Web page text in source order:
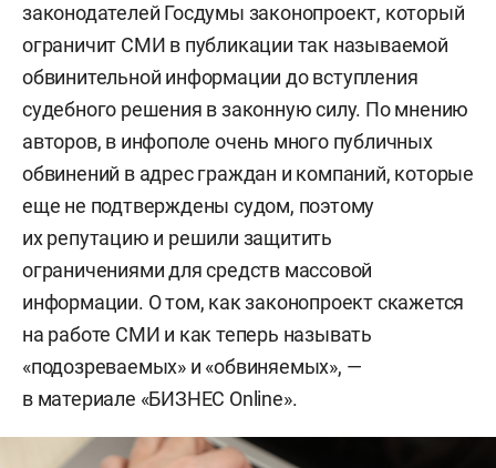
законодателей Госдумы законопроект, который
ограничит СМИ в публикации так называемой
обвинительной информации до вступления
судебного решения в законную силу. По мнению
авторов, в инфополе очень много публичных
обвинений в адрес граждан и компаний, которые
еще не подтверждены судом, поэтому
их репутацию и решили защитить
ограничениями для средств массовой
информации. О том, как законопроект скажется
на работе СМИ и как теперь называть
«подозреваемых» и «обвиняемых», —
в материале «БИЗНЕС Online».